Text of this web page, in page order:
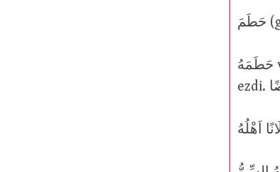
حَطَمَهُ veya حَطَّمَهُ : O şeyi kırdı; o şeyi parçalara ayırdı; o kişi veya şey, o şeyi